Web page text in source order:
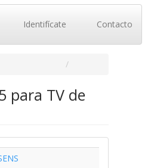
Identifícate Contacto
para TV de